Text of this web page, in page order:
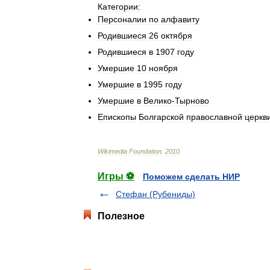
Категории:
Персоналии по алфавиту
Родившиеся 26 октября
Родившиеся в 1907 году
Умершие 10 ноября
Умершие в 1995 году
Умершие в Велико-Тырново
Епископы Болгарской православной
Wikimedia Foundation 2010
Игры ⚽
Поможем сделать НИР
Стефан (Рубениды)
Полезное